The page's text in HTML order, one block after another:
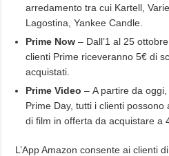
arredamento tra cui Kartell,
Lagostina, Yankee Candle.
Prime Now – Dall’1 al 25
clienti Prime riceveranno 5€ di
acquistati.
Prime Video – A partire da
Prime Day, tutti i clienti
di film in offerta da acquistare a
L’App Amazon consente ai clienti